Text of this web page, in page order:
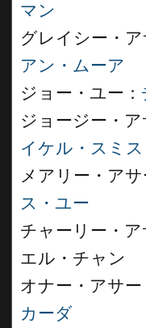
マン
グレイシー・ア
アン・ムーア
ジョー・ユー：
ジョージー・ア
イケル・スミス
メアリー・アサ
ス・ユー
チャーリー・
エル・チャン
オナー・アサー
カーダ